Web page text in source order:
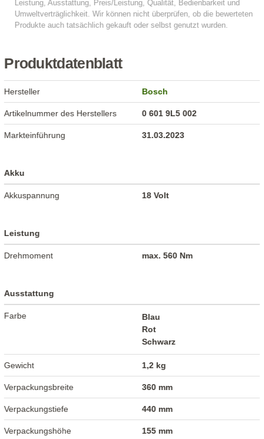
Produktdatenblatt
Hersteller Bosch
Artikelnummer des Herstellers 0 601 9L5 002
Markteinführung 31.03.2023
Akku
Akkuspannung 18 Volt
Leistung
Drehmoment max. 560 Nm
Ausstattung
Farbe
Blau
Rot
Schwarz
Gewicht 1,2 kg
Verpackungsbreite 360 mm
Verpackungstiefe 440 mm
Verpackungshöhe 155 mm